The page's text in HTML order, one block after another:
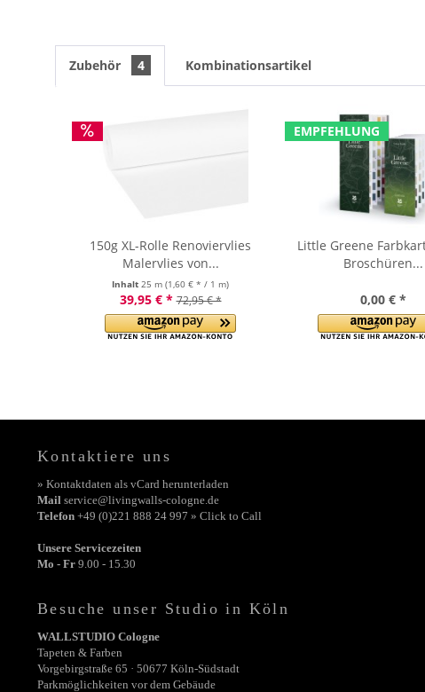
Zubehör 4 Kombinationsartikel
150g XL-Rolle Renoviervlies
Malervlies von...
Inhalt 25 m (1,60 € * / 1 m)
39,95 € * 72,95 € *
EMPFEHLUNG
Little Greene
Broschüren...
0,00 € *
Kontaktiere uns
» Kontaktdaten als vCard herunterladen
Mail service@livingwalls-cologne.de
Telefon +49 (0)221 888 24 997 » Click to Call
Unsere Servicezeiten
Mo - Fr 9.00 - 15.30
Besuche unser Studio in Köln
WALLSTUDIO Cologne
Tapeten & Farben
Vorgebirgstraße 65 · 50677 Köln-Südstadt
Parkmöglichkeiten vor dem Gebäude